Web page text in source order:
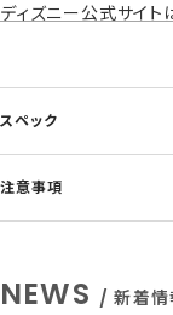
ディズニー公式サイト
スペック
注意事項
NEWS / 新着情